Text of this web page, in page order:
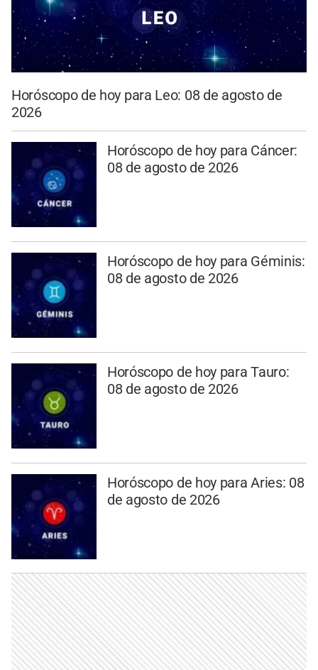
Horóscopo de hoy para Leo: 08 de agosto de
2026
Horóscopo de hoy para Cáncer:
08 de agosto de 2026
Horóscopo de hoy para Géminis:
08 de agosto de 2026
Horóscopo de hoy para Tauro:
08 de agosto de 2026
Horóscopo de hoy para Aries: 08
de agosto de 2026